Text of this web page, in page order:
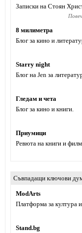
Записки на Стоян
8 милиметра
Блог за кино и
Starry night
Блог на Jen за
Гледам и чета
Блог за кино и книги.
Приумици
Ревюта на книги и
Съвпадащи ключови
ModArts
Платформа за култура
Stand.bg